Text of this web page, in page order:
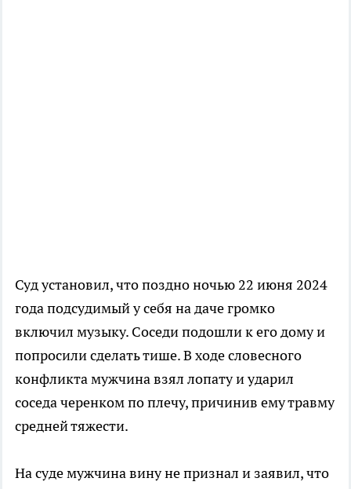
Суд установил, что поздно ночью 22 июня 2024
года подсудимый у себя на даче громко
включил музыку. Соседи подошли к его дому и
попросили сделать тише. В ходе словесного
конфликта мужчина взял лопату и ударил
соседа черенком по плечу, причинив ему травму
средней тяжести.
На суде мужчина вину не признал и заявил, что